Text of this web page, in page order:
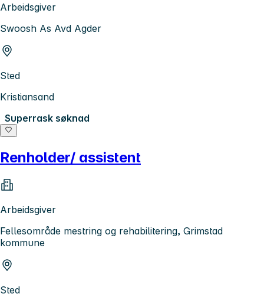
Arbeidsgiver
Swoosh As Avd Agder
Sted
Kristiansand
Superrask søknad
Renholder/ assistent
Arbeidsgiver
Fellesområde mestring og rehabilitering, Grimstad
kommune
Sted